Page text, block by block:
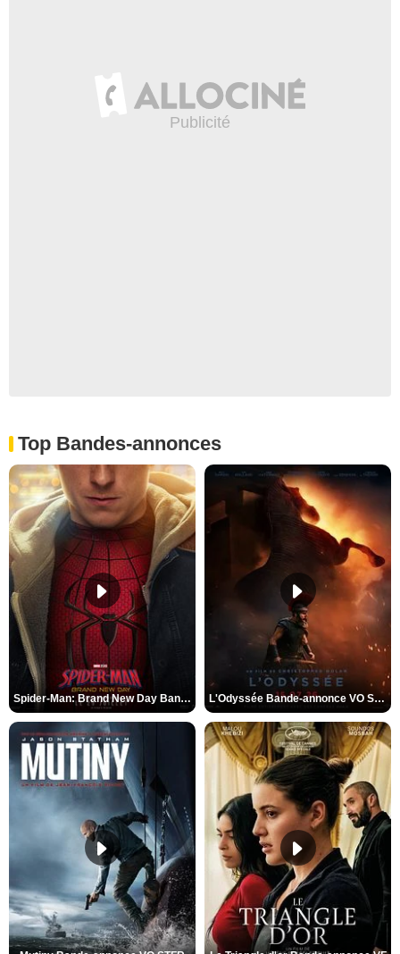
Top Bandes-annonces
Spider-Man: Brand New Day Bande-annonce VO STFR L'Odyssée Bande-annonce VO STFR